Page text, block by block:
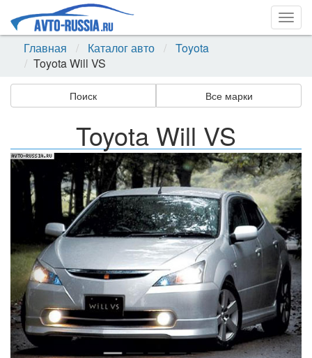
Главная
Каталог авто
Toyota
Toyota Will VS
Поиск Все марки
Toyota Will VS
Назад